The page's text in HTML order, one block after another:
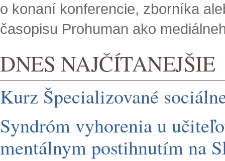
o konaní konferencie, zborníka
časopisu Prohuman ako
DNES NAJČÍTANEJŠIE
Kurz Špecializované
Syndróm vyhorenia u
mentálnym postihnutím na